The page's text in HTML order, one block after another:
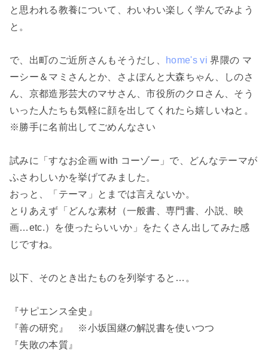
と思われる教養について、わいわい楽しく学んでみよう
と。
で、出町のご近所さんもそうだし、 home's vi 界隈の マ
ーシー＆マミさんとか、さよぽんと大森ちゃん、しのさ
ん、京都造形芸大のマサさん、市役所のクロさん、そう
いった人たちも気軽に顔を出してくれたら嬉しいねと。
※勝手に名前出してごめんなさい
試みに「すなお企画 with コーゾー」で、どんなテーマが
ふさわしいかを挙げてみました。
おっと、「テーマ」とまでは言えないか。
とりあえず「どんな素材（一般書、専門書、小説、映
画…etc.）を使ったらいいか」をたくさん出してみた感
じですね。
以下、そのとき出たものを列挙すると…。
『サピエンス全史』
『善の研究』 ※小坂国継の解説書を使いつつ
『失敗の本質』